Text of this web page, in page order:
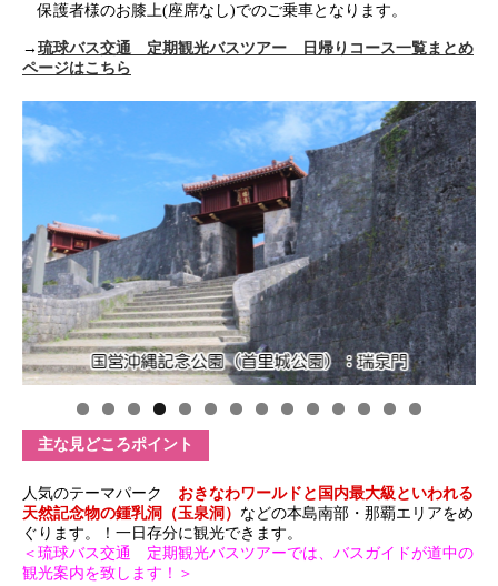
保護者様のお膝上(座席なし)でのご乗車となります。
→ 琉球バス交通 定期観光バスツアー 日帰りコース一覧まとめ
ページはこちら
主な見どころポイント
人気のテーマパーク おきなわワールドと国内最大級といわれる
天然記念物の鍾乳洞（玉泉洞） などの本島南部・那覇エリアをめ
ぐります。！一日存分に観光できます。
＜琉球バス交通 定期観光バスツアーでは、バスガイドが道中の
観光案内を致します！＞